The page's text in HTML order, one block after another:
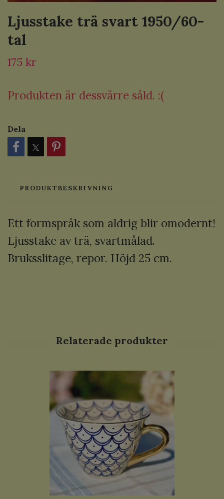
Ljusstake trä svart 1950/60-
tal
175 kr
Produkten är dessvärre såld. :(
Dela
PRODUKTBESKRIVNING
Ett formspråk som aldrig blir omodernt!
Ljusstake av trä, svartmålad.
Bruksslitage, repor. Höjd 25 cm.